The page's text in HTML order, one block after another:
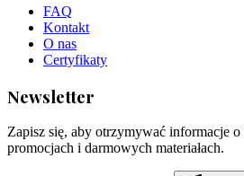
FAQ
Kontakt
O nas
Certyfikaty
Newsletter
Zapisz się, aby otrzymywać informacje
promocjach i darmowych materiałach.